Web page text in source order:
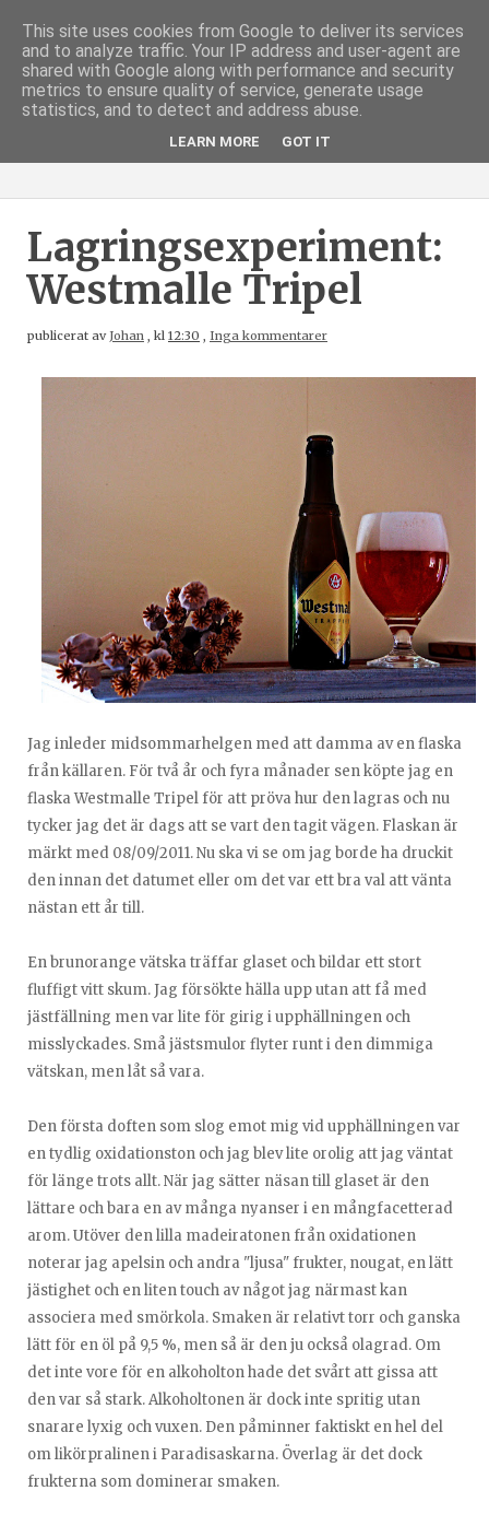
Lagringsexperiment:
Westmalle Tripel
publicerat avJohan , kl 12:30 , Inga kommentarer
Jag inleder midsommarhelgen med att damma av en flaska
från källaren. För två år och fyra månader sen köpte jag en
flaska Westmalle Tripel för att pröva hur den lagras och nu
tycker jag det är dags att se vart den tagit vägen. Flaskan är
märkt med 08/09/2011. Nu ska vi se om jag borde ha druckit
den innan det datumet eller om det var ett bra val att vänta
nästan ett år till.
En brunorange vätska träffar glaset och bildar ett stort
fluffigt vitt skum. Jag försökte hälla upp utan att få med
jästfällning men var lite för girig i upphällningen och
misslyckades. Små jästsmulor flyter runt i den dimmiga
vätskan, men låt så vara.
Den första doften som slog emot mig vid upphällningen var
en tydlig oxidationston och jag blev lite orolig att jag väntat
för länge trots allt. När jag sätter näsan till glaset är den
lättare och bara en av många nyanser i en mångfacetterad
arom. Utöver den lilla madeiratonen från oxidationen
noterar jag apelsin och andra "ljusa" frukter, nougat, en lätt
jästighet och en liten touch av något jag närmast kan
associera med smörkola. Smaken är relativt torr och ganska
lätt för en öl på 9,5 %, men så är den ju också olagrad. Om
det inte vore för en alkoholton hade det svårt att gissa att
den var så stark. Alkoholtonen är dock inte spritig utan
snarare lyxig och vuxen. Den påminner faktiskt en hel del
om likörpralinen i Paradisaskarna. Överlag är det dock
frukterna som dominerar smaken.
This site uses cookies from Google to deliver its services
and to analyze traffic. Your IP address and user-agent are
shared with Google along with performance and security
metrics to ensure quality of service, generate usage
statistics, and to detect and address abuse.
LEARN MORE GOT IT